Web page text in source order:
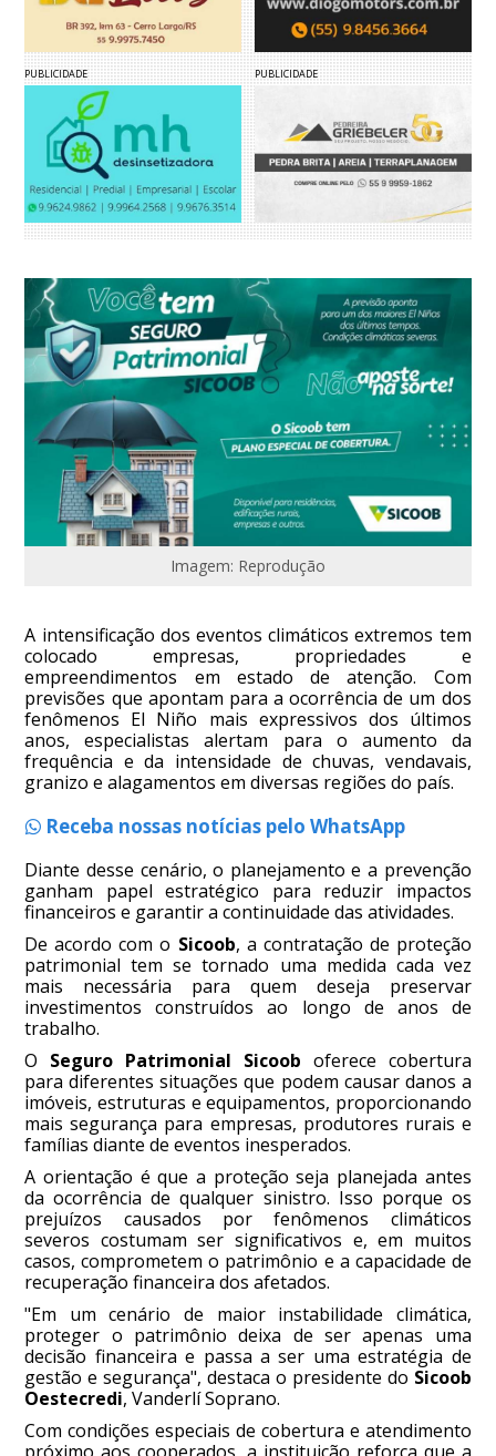
PUBLICIDADE PUBLICIDADE
Imagem: Reprodução
A intensificação dos eventos climáticos extremos tem
colocado empresas, propriedades e
empreendimentos em estado de atenção. Com
previsões que apontam para a ocorrência de um dos
fenômenos El Niño mais expressivos dos últimos
anos, especialistas alertam para o aumento da
frequência e da intensidade de chuvas, vendavais,
granizo e alagamentos em diversas regiões do país.
Receba nossas notícias pelo WhatsApp
Diante desse cenário, o planejamento e a prevenção
ganham papel estratégico para reduzir impactos
financeiros e garantir a continuidade das atividades.
De acordo com o Sicoob, a contratação de proteção
patrimonial tem se tornado uma medida cada vez
mais necessária para quem deseja preservar
investimentos construídos ao longo de anos de
trabalho.
O Seguro Patrimonial Sicoob oferece cobertura
para diferentes situações que podem causar danos a
imóveis, estruturas e equipamentos, proporcionando
mais segurança para empresas, produtores rurais e
famílias diante de eventos inesperados.
A orientação é que a proteção seja planejada antes
da ocorrência de qualquer sinistro. Isso porque os
prejuízos causados por fenômenos climáticos
severos costumam ser significativos e, em muitos
casos, comprometem o patrimônio e a capacidade de
recuperação financeira dos afetados.
"Em um cenário de maior instabilidade climática,
proteger o patrimônio deixa de ser apenas uma
decisão financeira e passa a ser uma estratégia de
gestão e segurança", destaca o presidente do Sicoob
Oestecredi, Vanderlí Soprano.
Com condições especiais de cobertura e atendimento